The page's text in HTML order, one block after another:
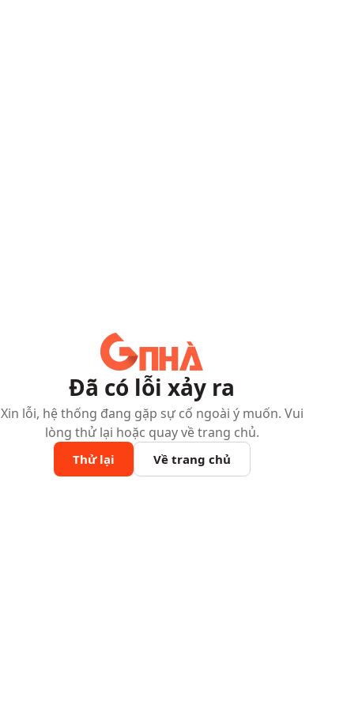
Đã có lỗi xảy ra
Xin lỗi, hệ thống đang gặp sự cố ngoài ý muốn. Vui
lòng thử lại hoặc quay về trang chủ.
Thử lại Về trang chủ